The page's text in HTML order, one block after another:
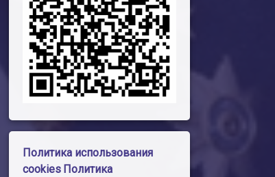
Политика использования
cookies Политика